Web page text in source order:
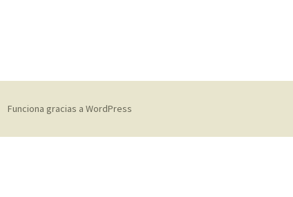
Funciona gracias a WordPress